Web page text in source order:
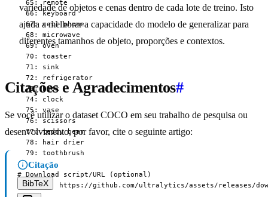
  65: remote
  66: keyboard
  67: cell phone
  68: microwave
  69: oven
  70: toaster
  71: sink
  72: refrigerator
  73: book
  74: clock
  75: vase
  76: scissors
  77: teddy bear
  78: hair drier
  79: toothbrush
# Download script/URL (optional)
download: https://github.com/ultralytics/assets/releases/
variedade de objetos e cenas dentro de cada lote de treino. Isto
ajuda a melhorar a capacidade do modelo de generalizar para
diferentes tamanhos de objeto, proporções e contextos.
Citações e Agradecimentos#
Se você utilizar o dataset COCO em seu trabalho de pesquisa ou
desenvolvimento, por favor, cite o seguinte artigo:
Citação
BibTeX